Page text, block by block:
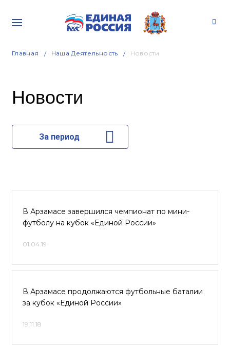
Главная Наша Деятельность Новости
Новости
За период
В Арзамасе завершился чемпионат по мини-
футболу на кубок «Единой России»
01.04.19
В Арзамасе продолжаются футбольные баталии
за кубок «Единой России»
19.11.18